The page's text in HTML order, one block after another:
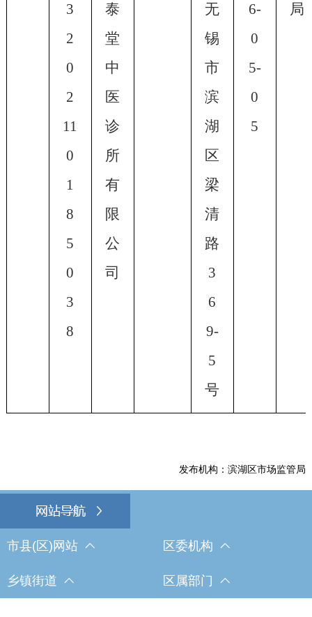
3
2
0
2
11
0
1
8
5
0
3
8
泰
堂
中
医
诊
所
有
限
公
司
无
锡
市
滨
湖
区
梁
清
路
3
6
9-
5
号
6-
0
5-
0
5
局
发布机构：滨湖区市场监管局
市县(区)网站 区委机构
乡镇街道 区属部门